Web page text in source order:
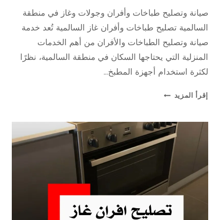
repaircookers
صيانة وتصليح طباخات وأفران وجولات وغاز في منطقة
السالمية تصليح طباخات وأفران غاز السالمية تُعد خدمة
صيانة وتصليح الطباخات والأفران من أهم الخدمات
المنزلية التي يحتاجها السكان في منطقة السالمية، نظرًا
لكثرة استخدام أجهزة المطبخ…
إقرأ المزيد تصليح
غاز
السالمية